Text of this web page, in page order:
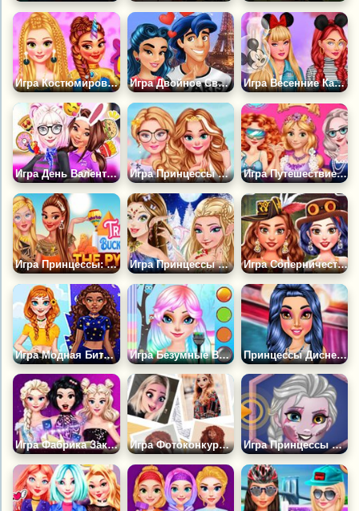
Игра Костюмированная Вечеринка Принцесс Игра Двойное Свидание в Париже Игра Весенние Каникулы в Диснейленде
Игра День Валентина Эльзы и Моаны Игра Принцессы и Весенний Праздник Сакуры Игра Путешествие во Времени
Игра Принцессы: Путешествии к Пирамидам Игра Принцессы Диснея: Зимние Феи Игра Соперничество Принцесс в Стиле Стимпанк
Игра Модная Битва Принцесс Луны и Солнца Игра Безумные Выходные Принцесс 2 Принцессы Дисней в Ночном Клубе
Игра Фабрика Заклинаний Таро Игра Фотоконкурс Принцесс Игра Принцессы Милые Зомби